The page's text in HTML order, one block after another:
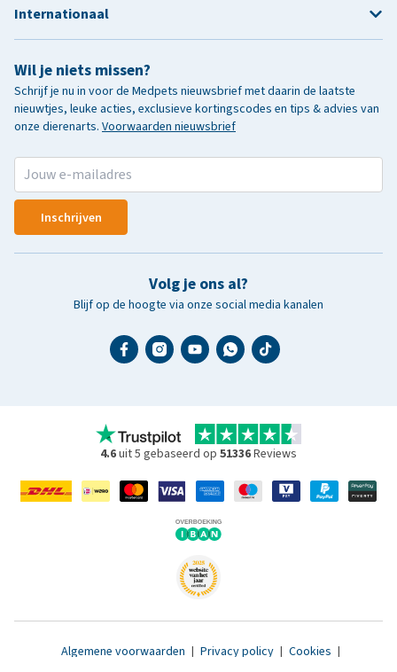
Wil je niets missen?
Schrijf je nu in voor de Medpets nieuwsbrief met daarin de laatste
nieuwtjes, leuke acties, exclusieve kortingscodes en tips & advies van
onze dierenarts. Voorwaarden nieuwsbrief
Inschrijven
Volg je ons al?
Blijf op de hoogte via onze social media kanalen
Internationaal
4.6uit 5 gebaseerd op 51336Reviews
Algemene voorwaarden | Privacy policy | Cookies |